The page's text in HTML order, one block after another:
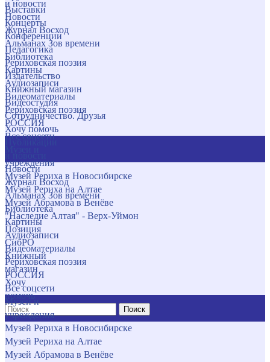
и новости
Новости
Журнал Восход
Альманах Зов времени
Библиотека
Картины
Аудиозаписи
Видеоматериалы
Рериховская поэзия
РОССИЯ
Все соцсети
учреждения
Музей Рериха в Новосибирске
Музей Рериха на Алтае
Музей Абрамова в Венёве
"Наследие Алтая" - Верх-Уймон
Позиция
СибРО
Книжный
магазин
Хочу
помочь
Поиск
Выставки
Концерты
Конференции
Педагогика
Рериховская поэзия
Издательство
Книжный магазин
Видеостудия
Сотрудничество. Друзья
Хочу помочь
Новости
Журнал Восход
Альманах Зов времени
Библиотека
Картины
Аудиозаписи
Видеоматериалы
Рериховская поэзия
РОССИЯ
Все соцсети
Музеи и
учреждения
Музей Рериха в Новосибирске
Музей Рериха на Алтае
Музей Абрамова в Венёве